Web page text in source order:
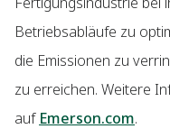
Betriebsabläufe zu
die Emissionen zu
zu erreichen. Weitere
auf Emerson.com.